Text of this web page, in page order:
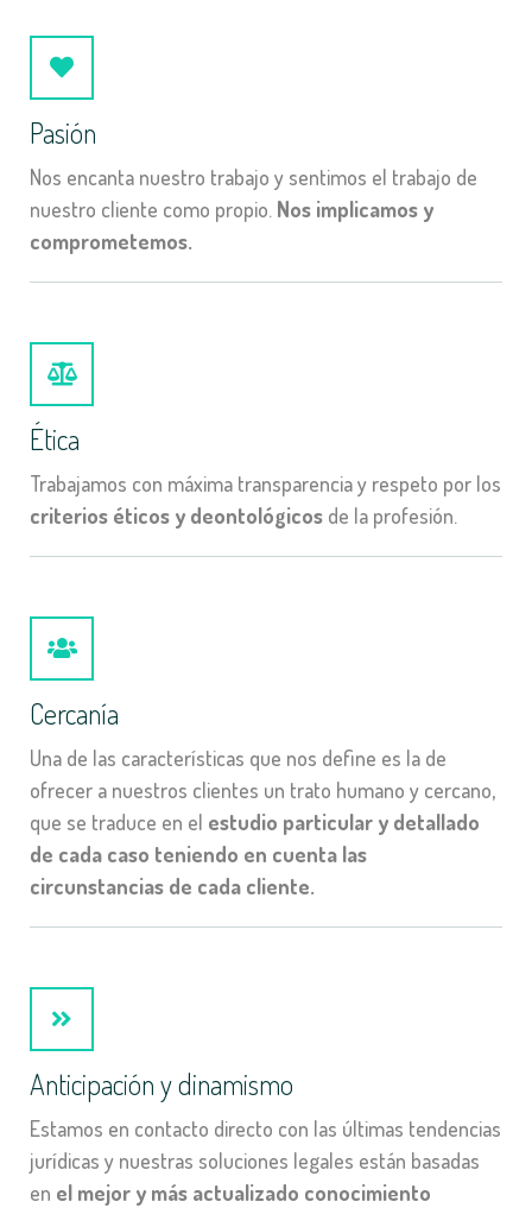
Pasión
Nos encanta nuestro trabajo y sentimos el trabajo de
nuestro cliente como propio. Nos implicamos y
comprometemos.
Ética
Trabajamos con máxima transparencia y respeto por los
criterios éticos y deontológicos de la profesión.
Cercanía
Una de las características que nos define es la de
ofrecer a nuestros clientes un trato humano y cercano,
que se traduce en el estudio particular y detallado
de cada caso teniendo en cuenta las
circunstancias de cada cliente.
Anticipación y dinamismo
Estamos en contacto directo con las últimas tendencias
jurídicas y nuestras soluciones legales están basadas
en el mejor y más actualizado conocimiento